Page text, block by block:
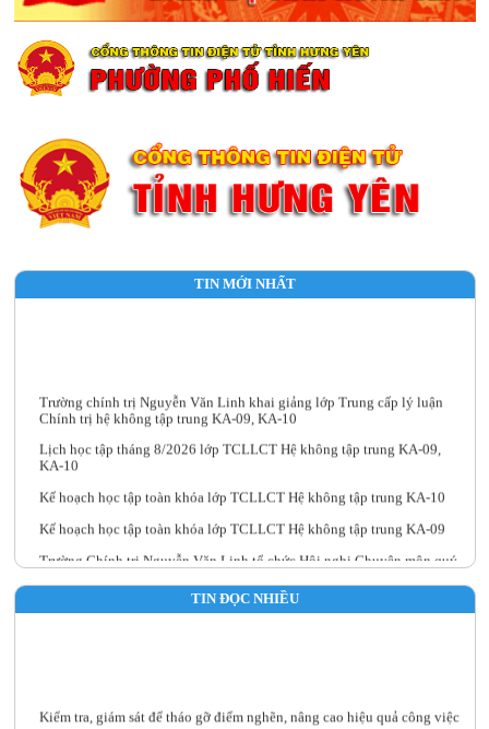
TIN MỚI NHẤT
Chính trị hệ không tập trung KA-09, KA-10
KA-10
III năm 2026
TIN ĐỌC NHIỀU